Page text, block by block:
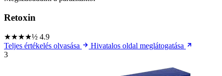
Retoxin
★★★★½ 4.9
Teljes értékelés olvasása
Hivatalos oldal meglátogatása
3